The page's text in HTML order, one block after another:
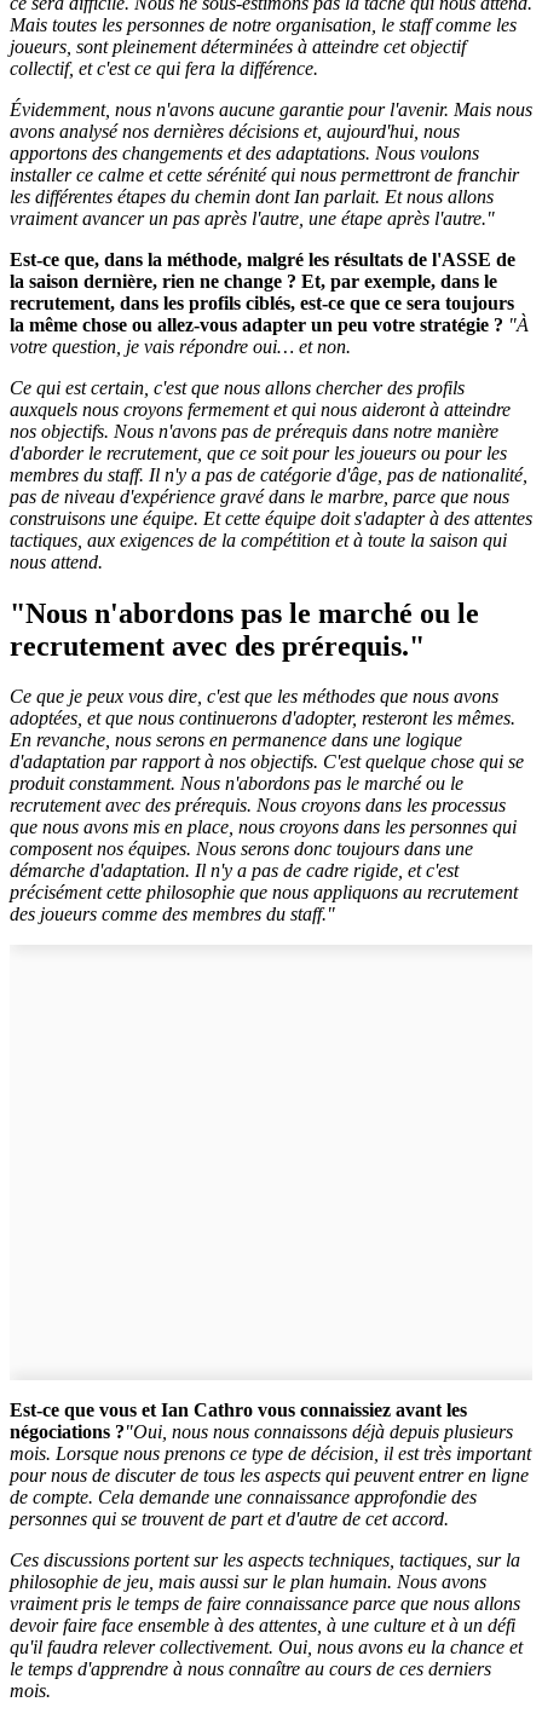
Mais toutes les personnes de notre organisation, le staff comme les
joueurs, sont pleinement déterminées à atteindre cet objectif
collectif, et c'est ce qui fera la différence.
Évidemment, nous n'avons aucune garantie pour l'avenir. Mais nous
avons analysé nos dernières décisions et, aujourd'hui, nous
apportons des changements et des adaptations. Nous voulons
installer ce calme et cette sérénité qui nous permettront de franchir
les différentes étapes du chemin dont Ian parlait. Et nous allons
vraiment avancer un pas après l'autre, une étape après l'autre."
Est-ce que, dans la méthode, malgré les résultats de l'ASSE de
la saison dernière, rien ne change ? Et, par exemple, dans le
recrutement, dans les profils ciblés, est-ce que ce sera toujours
la même chose ou allez-vous adapter un peu votre stratégie ? "À
votre question, je vais répondre oui… et non.
Ce qui est certain, c'est que nous allons chercher des profils
auxquels nous croyons fermement et qui nous aideront à atteindre
nos objectifs. Nous n'avons pas de prérequis dans notre manière
d'aborder le recrutement, que ce soit pour les joueurs ou pour les
membres du staff. Il n'y a pas de catégorie d'âge, pas de nationalité,
pas de niveau d'expérience gravé dans le marbre, parce que nous
construisons une équipe. Et cette équipe doit s'adapter à des attentes
tactiques, aux exigences de la compétition et à toute la saison qui
nous attend.
"Nous n'abordons pas le marché ou le
recrutement avec des prérequis."
Ce que je peux vous dire, c'est que les méthodes que nous avons
adoptées, et que nous continuerons d'adopter, resteront les mêmes.
En revanche, nous serons en permanence dans une logique
d'adaptation par rapport à nos objectifs. C'est quelque chose qui se
produit constamment. Nous n'abordons pas le marché ou le
recrutement avec des prérequis. Nous croyons dans les processus
que nous avons mis en place, nous croyons dans les personnes qui
composent nos équipes. Nous serons donc toujours dans une
démarche d'adaptation. Il n'y a pas de cadre rigide, et c'est
précisément cette philosophie que nous appliquons au recrutement
des joueurs comme des membres du staff."
Est-ce que vous et Ian Cathro vous connaissiez avant les
négociations ?"Oui, nous nous connaissons déjà depuis plusieurs
mois. Lorsque nous prenons ce type de décision, il est très important
pour nous de discuter de tous les aspects qui peuvent entrer en ligne
de compte. Cela demande une connaissance approfondie des
personnes qui se trouvent de part et d'autre de cet accord.
Ces discussions portent sur les aspects techniques, tactiques, sur la
philosophie de jeu, mais aussi sur le plan humain. Nous avons
vraiment pris le temps de faire connaissance parce que nous allons
devoir faire face ensemble à des attentes, à une culture et à un défi
qu'il faudra relever collectivement. Oui, nous avons eu la chance et
le temps d'apprendre à nous connaître au cours de ces derniers
mois.